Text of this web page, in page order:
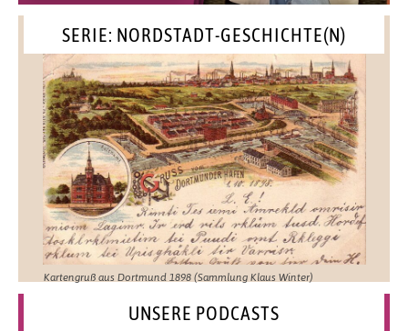
SERIE: NORDSTADT-GESCHICHTE(N)
Kartengruß aus Dortmund 1898 (Sammlung Klaus Winter)
UNSERE PODCASTS